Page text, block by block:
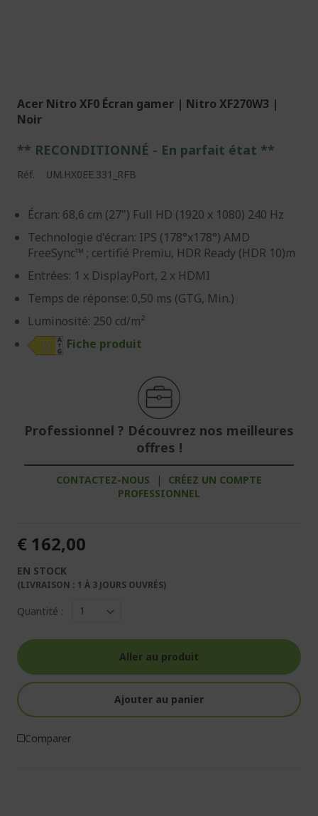
Acer Nitro XF0 Écran gamer | Nitro XF270W3 |
Noir
** RECONDITIONNÉ - En parfait état **
Réf. UM.HX0EE.331_RFB
Écran: 68,6 cm (27") Full HD (1920 x 1080) 240 Hz
Technologie d'écran: IPS (178°x178°) AMD
FreeSync™ ; certifié Premiu, HDR Ready (HDR 10)m
Entrées: 1 x DisplayPort, 2 x HDMI
Temps de réponse: 0,50 ms (GTG, Min.)
Luminosité: 250 cd/m²
Fiche produit
Professionnel ? Découvrez nos meilleures
offres !
CONTACTEZ-NOUS |
CRÉEZ UN COMPTE
PROFESSIONNEL
€ 162,00
EN STOCK
(LIVRAISON : 1 À 3 JOURS OUVRÉS)
Quantité :
Aller au produit
Ajouter au panier
Comparer